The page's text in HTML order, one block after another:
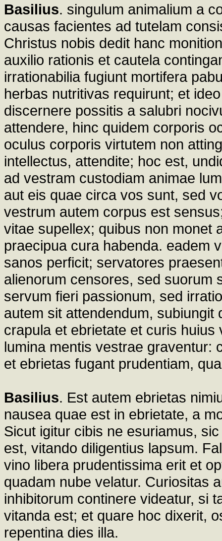
Basilius. singulum animalium a
causas facientes ad tutelam
Christus nobis dedit hanc
auxilio rationis et cautela
irrationabilia fugiunt mortifera
herbas nutritivas requirunt; et
discernere possitis a salubri
attendere, hinc quidem corporis
oculus corporis virtutem non
intellectus, attendite; hoc est,
ad vestram custodiam animae
aut eis quae circa vos sunt, sed
vestrum autem corpus est
vitae supellex; quibus non monet
praecipua cura habenda. eadem
sanos perficit; servatores
alienorum censores, sed suorum
servum fieri passionum, sed
autem sit attendendum,
crapula et ebrietate et curis
lumina mentis vestrae graventur:
et ebrietas fugant prudentiam,
Basilius. Est autem ebrietas
nausea quae est in ebrietate, a
Sicut igitur cibis ne esuriamus,
est, vitando diligentius lapsum.
vino libera prudentissima erit et
quadam nube velatur. Curiositas
inhibitorum continere videatur, si
vitanda est; et quare hoc dixerit,
repentina dies illa.